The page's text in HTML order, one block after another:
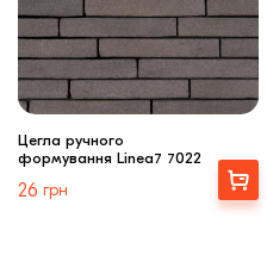
Цегла ручного
формування Linea7 7022
26 грн
Вибрати